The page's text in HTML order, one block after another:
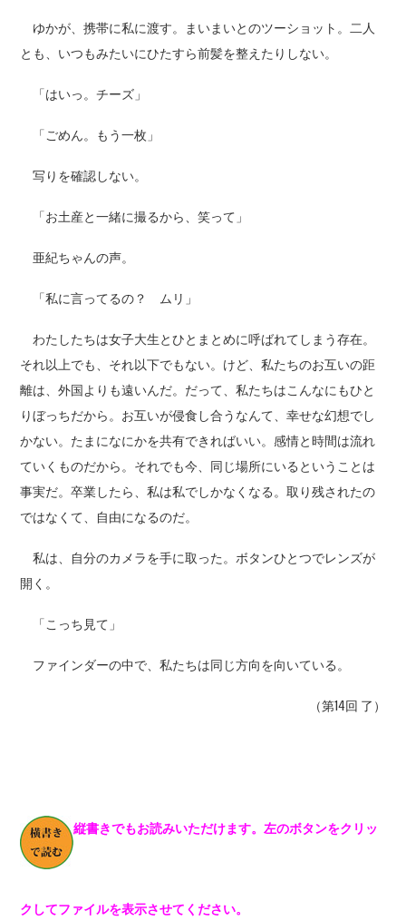
ゆかが、携帯に私に渡す。まいまいとのツーショット。二人
とも、いつもみたいにひたすら前髪を整えたりしない。
「はいっ。チーズ」
「ごめん。もう一枚」
写りを確認しない。
「お土産と一緒に撮るから、笑って」
亜紀ちゃんの声。
「私に言ってるの？ ムリ」
わたしたちは女子大生とひとまとめに呼ばれてしまう存在。
それ以上でも、それ以下でもない。けど、私たちのお互いの距
離は、外国よりも遠いんだ。だって、私たちはこんなにもひと
りぼっちだから。お互いが侵食し合うなんて、幸せな幻想でし
かない。たまになにかを共有できればいい。感情と時間は流れ
ていくものだから。それでも今、同じ場所にいるということは
事実だ。卒業したら、私は私でしかなくなる。取り残されたの
ではなくて、自由になるのだ。
私は、自分のカメラを手に取った。ボタンひとつでレンズが
開く。
「こっち見て」
ファインダーの中で、私たちは同じ方向を向いている。
（第14回 了）
縦書きでもお読みいただけます。左のボタンをクリッ
クしてファイルを表示させてください。